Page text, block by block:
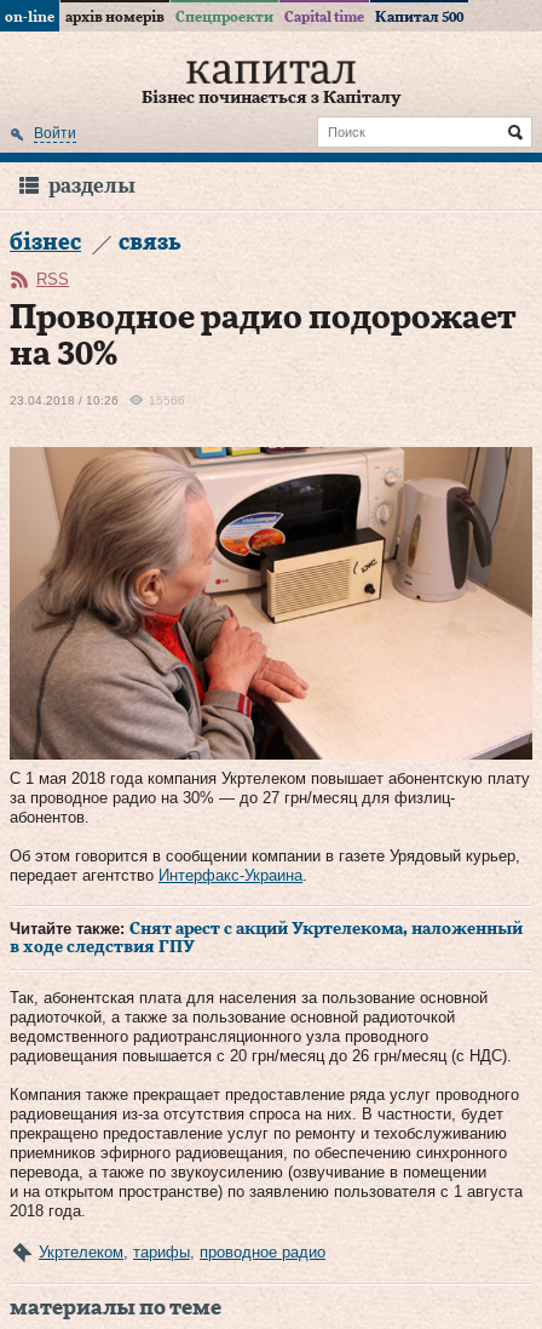
on-line архів номерів Спецпроекти Capital time Капитал 500
Бізнес починається з Капіталу
Войти
разделы
бізнес связь
RSS
Проводное радио подорожает
на 30%
23.04.2018 / 10:26 15566
С 1 мая 2018 года компания Укртелеком повышает абонентскую плату
за проводное радио на 30% — до 27 грн/месяц для физлиц-
абонентов.
Об этом говорится в сообщении компании в газете Урядовый курьер,
передает агентство Интерфакс-Украина
Читайте также: Снят арест с акций Укртелекома, наложенный
в ходе следствия ГПУ
Так, абонентская плата для населения за пользование основной
радиоточкой, а также за пользование основной радиоточкой
ведомственного радиотрансляционного узла проводного
радиовещания повышается с 20 грн/месяц до 26 грн/месяц (с НДС).
Компания также прекращает предоставление ряда услуг проводного
радиовещания из-за отсутствия спроса на них. В частности, будет
прекращено предоставление услуг по ремонту и техобслуживанию
приемников эфирного радиовещания, по обеспечению синхронного
перевода, а также по звукоусилению (озвучивание в помещении
и на открытом пространстве) по заявлению пользователя с 1 августа
2018 года.
Укртелеком тарифы проводное радио
материалы по теме